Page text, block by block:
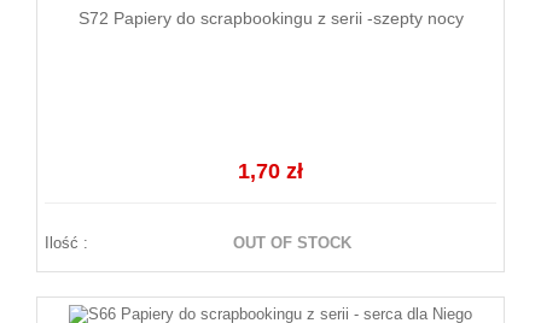
S72 Papiery do scrapbookingu z serii -szepty nocy
1,70 zł
Ilość : OUT OF STOCK